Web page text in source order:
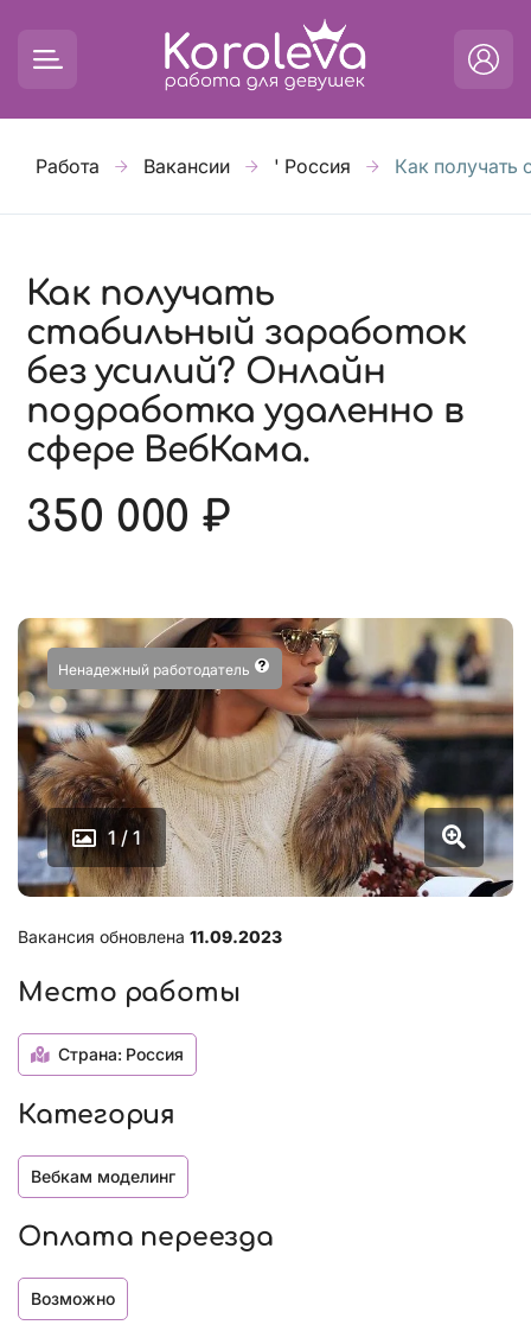
Работа Вакансии ' Россия Как получать
Как получать
стабильный заработок
без усилий? Онлайн
подработка удаленно в
сфере ВебКама.
350 000 ₽
Ненадежный работодатель
1 / 1
Вакансия обновлена 11.09.2023
Место работы
Страна: Россия
Категория
Вебкам моделинг
Оплата переезда
Возможно